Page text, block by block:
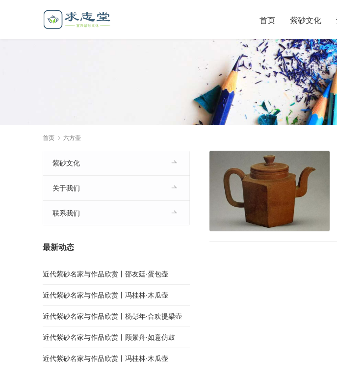
首页 紫砂文化
首页 六方壶
紫砂文化
关于我们
联系我们
最新动态
近代紫砂名家与作品欣赏丨邵友廷·蛋包壶
近代紫砂名家与作品欣赏丨冯桂林·木瓜壶
近代紫砂名家与作品欣赏丨杨彭年·合欢提梁壶
近代紫砂名家与作品欣赏丨顾景舟·如意仿鼓
近代紫砂名家与作品欣赏丨冯桂林·木瓜壶